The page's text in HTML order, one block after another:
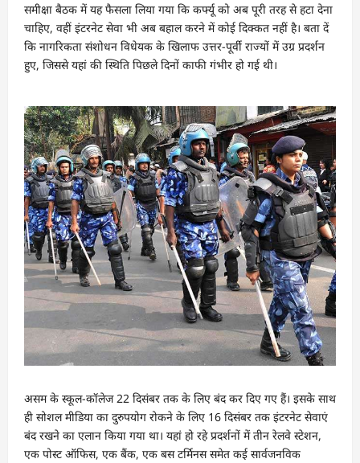
समीक्षा बैठक में यह फैसला लिया गया कि कर्फ्यू को अब पूरी तरह से हटा देना
चाहिए, वहीं इंटरनेट सेवा भी अब बहाल करने में कोई दिक्‍कत नहीं है। बता दें
कि नागरिकता संशोधन विधेयक के खिलाफ उत्तर-पूर्वी राज्यों में उग्र प्रदर्शन
हुए, जिससे यहां की स्थिति पिछले दिनों काफी गंभीर हो गई थी।
असम के स्कूल-कॉलेज 22 दिसंबर तक के लिए बंद कर दिए गए हैं। इसके साथ
ही सोशल मीडिया का दुरुपयोग रोकने के लिए 16 दिसंबर तक इंटरनेट सेवाएं
बंद रखने का एलान किया गया था। यहां हो रहे प्रदर्शनों में तीन रेलवे स्टेशन,
एक पोस्ट ऑफिस, एक बैंक, एक बस टर्मिनस समेत कई सार्वजनविक